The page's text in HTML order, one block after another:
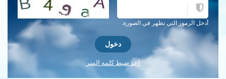
أدخل الرموز التي تظهر في الصورة.
احصل على كلمة التحقق جديدة!
اعد ضبط كلمه السر